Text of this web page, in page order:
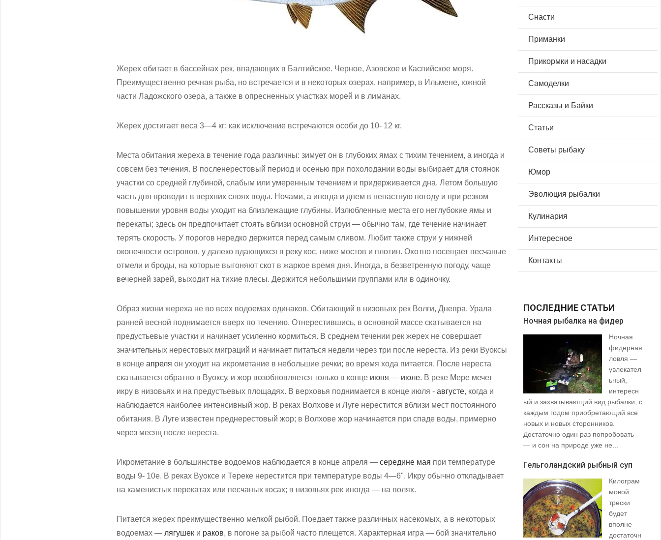
Жерех обитает в бассейнах рек, впадающих в Балтийское. Черное, Азовское и Каспийское моря.
Преимущественно речная рыба, но встречается и в некоторых озерах, например, в Ильмене, южной
части Ладожского озера, а также в опресненных участках морей и в лиманах.
Жерех достигает веса 3—4 кг; как исключение встречаются особи до 10- 12 кг.
Места обитания жереха в течение года различны: зимует он в глубоких ямах с тихим течением, а иногда и
совсем без течения. В посленерестовый период и осенью при похолодании воды выбирает для стоянок
участки со средней глубиной, слабым или умеренным течением и придерживается дна. Летом большую
часть дня проводит в верхних слоях воды. Ночами, а иногда и днем в ненастную погоду и при резком
повышении уровня воды уходит на близлежащие глубины. Излюбленные места его неглубокие ямы и
перекаты; здесь он предпочитает стоять вблизи основной струи — обычно там, где течение начинает
терять скорость. У порогов нередко держится перед самым сливом. Любит также струи у нижней
оконечности островов, у далеко вдающихся в реку кос, ниже мостов и плотин. Охотно посещает песчаные
отмели и броды, на которые выгоняют скот в жаркое время дня. Иногда, в безветренную погоду, чаще
вечерней зарей, выходит на тихие плесы. Держится небольшими группами или в одиночку.
Образ жизни жереха не во всех водоемах одинаков. Обитающий в низовьях рек Волги, Днепра, Урала
ранней весной поднимается вверх по течению. Отнерестившись, в основной массе скатывается на
предустьевые участки и начинает усиленно кормиться. В среднем течении рек жерех не совершает
значительных нерестовых миграций и начинает питаться недели через три после нepecтa. Из реки Вуоксы
в конце апреля он уходит на икрометание в небольшие речки; во время хода питается. После нереста
скатывается обратно в Вуоксу, и жор возобновляется только в конце июня — июле. В реке Мере мечет
икру в низовьях и на предустьевых площадях. В верховья поднимается в конце июля - августе, когда и
наблюдается наиболее интенсивный жор. В реках Волхове и Луге нерестится вблизи мест постоянного
обитания. В Луге известен преднерестовый жор; в Волхове жор начинается при спаде воды, примерно
через месяц после нереста.
Икрометание в большинстве водоемов наблюдается в конце апреля — середине мая при температуре
воды 9- 10е. В реках Вуоксе и Тереке нерестится при температуре воды 4—6". Икру обычно откладывает
на каменистых перекатах или песчаных косах; в низовьях рек иногда — на полях.
Питается жерех преимущественно мелкой рыбой. Поедает также различных насекомых, а в некоторых
водоемах — лягушек и раков, в погоне за рыбой часто плещется. Характерная игра — бой значительно
Снасти
Приманки
Прикормки и насадки
Самоделки
Рассказы и Байки
Статьи
Советы рыбаку
Юмор
Эволюция рыбалки
Кулинария
Интересное
Контакты
ПОСЛЕДНИЕ СТАТЬИ
Ночная рыбалка на фидер
Ночная
фидерная
ловля —
увлекател
ьный,
интересн
ый и захватывающий вид рыбалки, с
каждым годом приобретающий все
новых и новых сторонников.
Достаточно один раз попробовать
— и сон на природе уже не...
Гельголандский рыбный суп
Килограм
мовой
трески
будет
вполне
достаточн